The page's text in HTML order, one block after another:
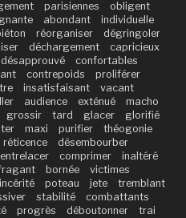
parisiennes
obligent
abondant
individuelle
réorganiser
dégringoler
déchargement
capricieux
désapprouvé
confortables
contrepoids
proliférer
insatisfaisant
vacant
audience exténué
macho
grossir tard glacer
glorifié
maxi purifier
théogonie
réticence
désembourber
entrelacer comprimer
inaltéré
bornée
victimes
poteau jete
tremblant
stabilité
combattants
progrès déboutonner
trai